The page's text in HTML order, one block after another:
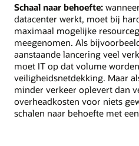
Schaal naar behoefte:
datacenter werkt, moet bij
maximaal mogelijke
meegenomen. Als
aanstaande lancering veel
moet IT op dat volume
veiligheidsnetdekking. Maar
minder verkeer oplevert dan
overheadkosten voor niets
schalen naar behoefte met